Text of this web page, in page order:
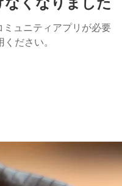
ュニティアプリが必要
ださい。